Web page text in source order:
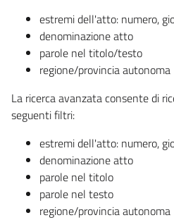
estremi dell'atto: numero,
denominazione atto
parole nel titolo/testo
regione/provincia autonoma
La ricerca avanzata consente di
seguenti filtri:
estremi dell'atto: numero,
denominazione atto
parole nel titolo
parole nel testo
regione/provincia autonoma